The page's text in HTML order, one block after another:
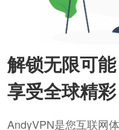
解锁无限可能
享受全球精彩
AndyVPN是您互联网